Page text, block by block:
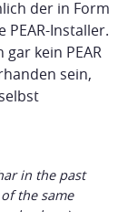
der in Form
PEAR-Installer.
kein PEAR
sein,
in the past
the same